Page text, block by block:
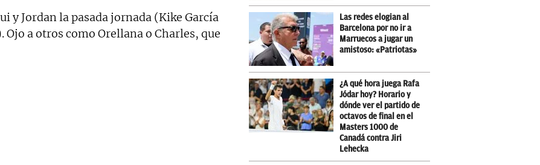
y Jordan la pasada jornada (Kike García
a otros como Orellana o Charles, que
Las redes elogian al
Barcelona por no ir a
Marruecos a jugar un
amistoso: «Patriotas»
¿A qué hora juega Rafa
Jódar hoy? Horario y
dónde ver el partido de
octavos de final en el
Masters 1000 de
Canadá contra Jiri
Lehecka